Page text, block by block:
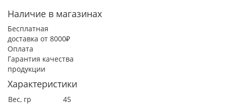
Наличие в магазинах
Бесплатная
доставка от 8000₽
Оплата
Гарантия качества
продукции
Характеристики
Вес, гр
45